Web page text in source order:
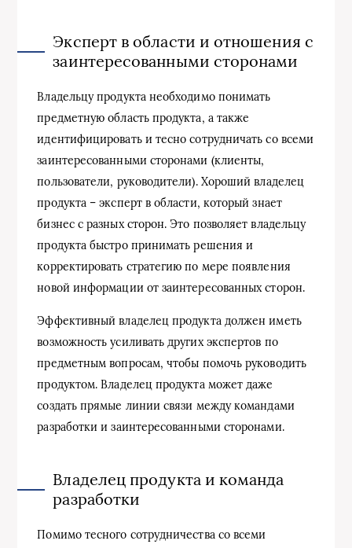
Эксперт в области и отношения с
заинтересованными сторонами
Владельцу продукта необходимо понимать
предметную область продукта, а также
идентифицировать и тесно сотрудничать со всеми
заинтересованными сторонами (клиенты,
пользователи, руководители). Хороший владелец
продукта – эксперт в области, который знает
бизнес с разных сторон. Это позволяет владельцу
продукта быстро принимать решения и
корректировать стратегию по мере появления
новой информации от заинтересованных сторон.
Эффективный владелец продукта должен иметь
возможность усиливать других экспертов по
предметным вопросам, чтобы помочь руководить
продуктом. Владелец продукта может даже
создать прямые линии связи между командами
разработки и заинтересованными сторонами.
Владелец продукта и команда
разработки
Помимо тесного сотрудничества со всеми